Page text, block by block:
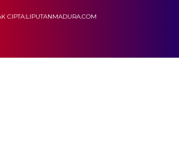
CIPTA:LIPUTANMADURA.COM